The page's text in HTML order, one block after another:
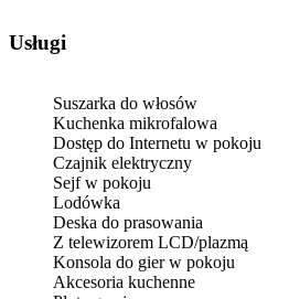
Usługi
Suszarka do włosów
Kuchenka mikrofalowa
Dostęp do Internetu w pokoju
Czajnik elektryczny
Sejf w pokoju
Lodówka
Deska do prasowania
Z telewizorem LCD/plazmą
Konsola do gier w pokoju
Akcesoria kuchenne